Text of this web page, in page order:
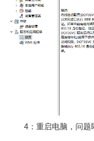
4：重启电脑，问题